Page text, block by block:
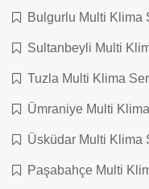
Bulgurlu Multi Klima
Sultanbeyli Multi
Tuzla Multi Klima
Ümraniye Multi
Üsküdar Multi Klima
Paşabahçe Multi